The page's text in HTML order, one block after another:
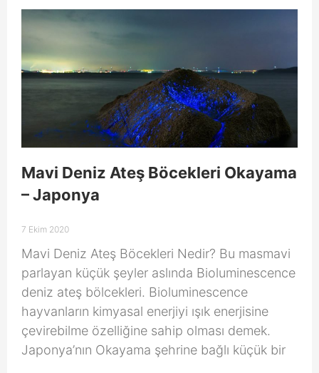
Mavi Deniz Ateş Böcekleri Okayama
– Japonya
7 Ekim 2020
Mavi Deniz Ateş Böcekleri Nedir? Bu masmavi
parlayan küçük şeyler aslında Bioluminescence
deniz ateş bölcekleri. Bioluminescence
hayvanların kimyasal enerjiyi ışık enerjisine
çevirebilme özelliğine sahip olması demek.
Japonya’nın Okayama şehrine bağlı küçük bir